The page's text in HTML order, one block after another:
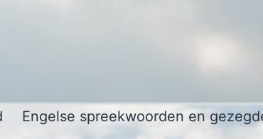
Engelse spreekwoorden en